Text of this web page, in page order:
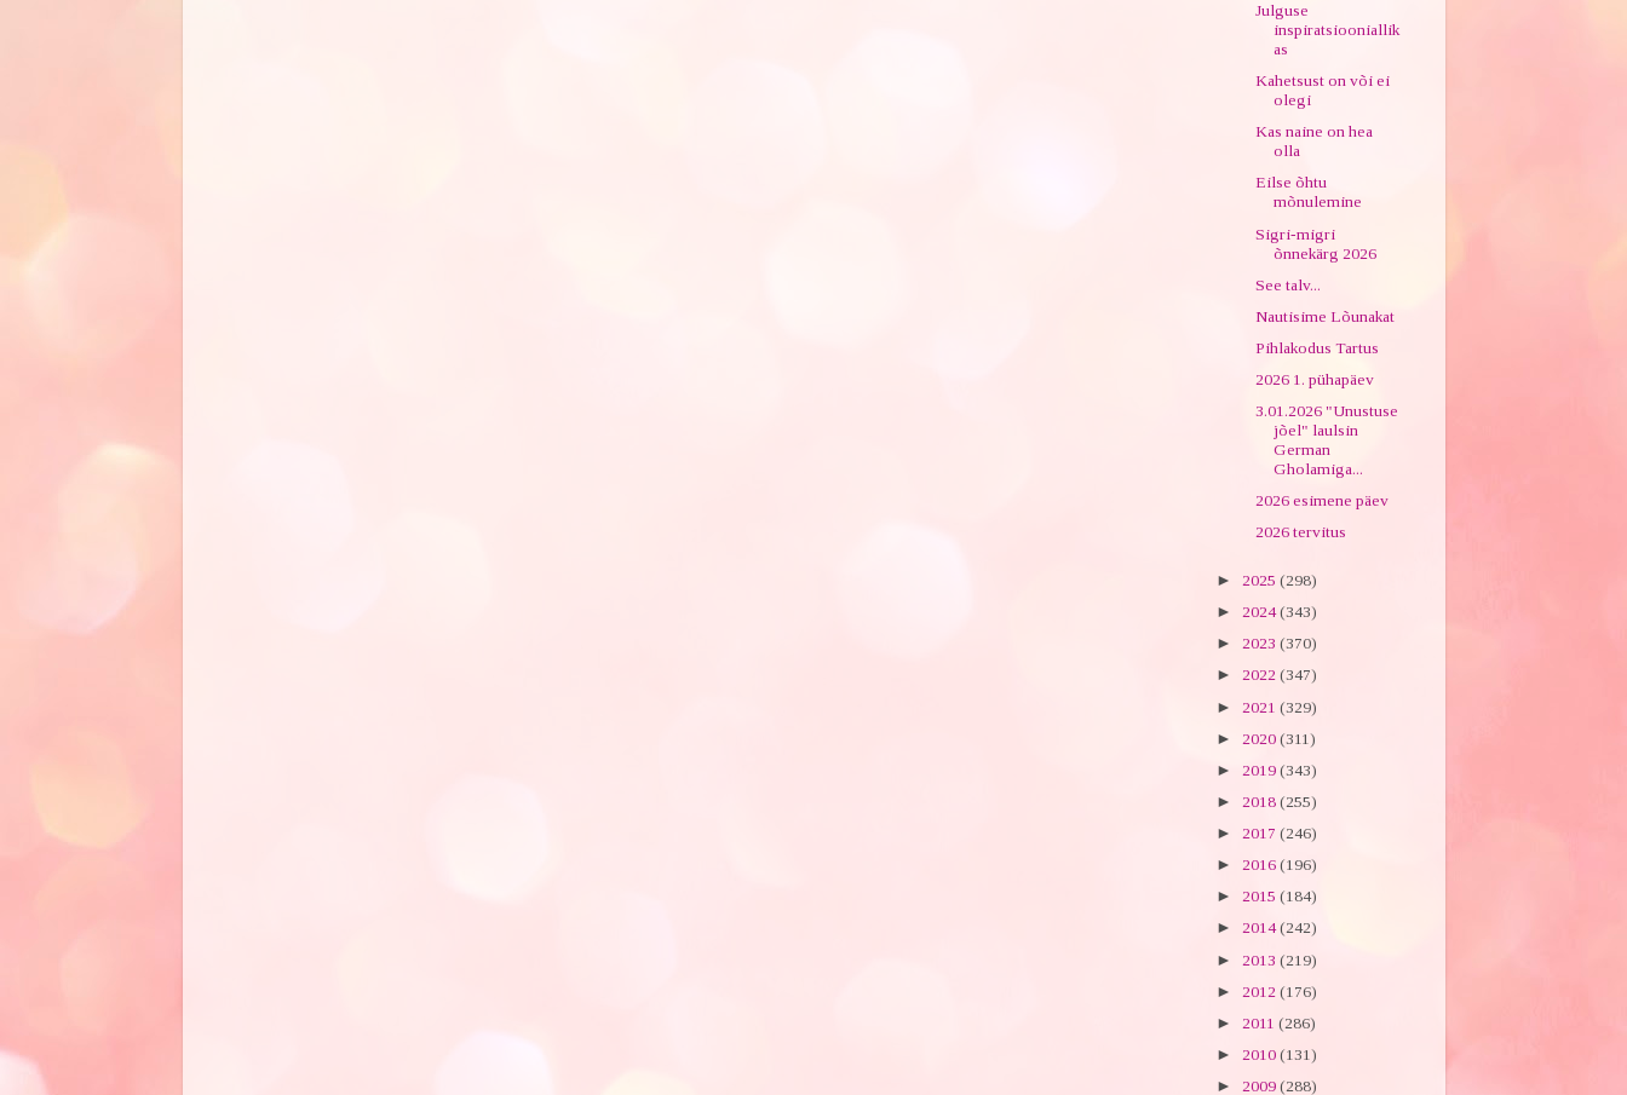
Julguse
inspiratsiooniallik
as
Kahetsust on või ei
olegi
Kas naine on hea
olla
Eilse õhtu
mõnulemine
Sigri-migri
õnnekärg 2026
See talv...
Nautisime Lõunakat
Pihlakodus Tartus
2026 1. pühapäev
3.01.2026 "Unustuse
jõel" laulsin
German
Gholamiga...
2026 esimene päev
2026 tervitus
► 2025 (298)
► 2024(343)
► 2023 (370)
► 2022 (347)
► 2021 (329)
► 2020 (311)
► 2019 (343)
► 2018 (255)
► 2017 (246)
► 2016 (196)
► 2015 (184)
► 2014(242)
► 2013 (219)
► 2012 (176)
► 2011 (286)
► 2010 (131)
► 2009 (288)